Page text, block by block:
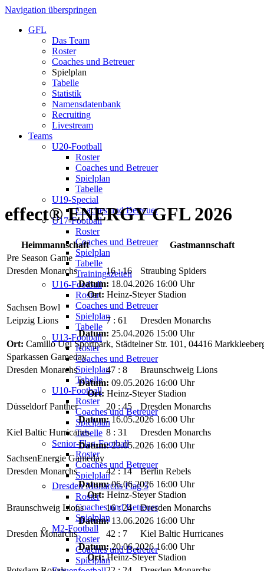
Navigation überspringen
GFL
Das Team
Roster
Coaches und Betreuer
Spielplan
Tabelle
Statistik
Namensdatenbank
Recruiting
Livestream
Teams
U20-Football
Roster
Coaches und Betreuer
Spielplan
Tabelle
U19-Special
Coaches und Betreuer
U17-Football
Roster
Coaches und Betreuer
Spielplan
Tabelle
Trainingszeiten
U16-Football
Roster
Coaches und Betreuer
Spielplan
Tabelle
U13-Football
Roster
Coaches und Betreuer
Spielplan
Tabelle
U10-Football
Roster
Coaches und Betreuer
Spielplan
Tabelle
Senior-Flag-Football
Roster
Coaches und Betreuer
Spielplan
Dresden Monarchs Flag 5
Roster
Coaches und Betreuer
Spielplan
M2-Football
Roster
Coaches und Betreuer
Spielplan
effect® ENERGY GFL 2026
Heimmannschaft
Gastmannschaft
Pre Season Game
Dresden Monarchs
16 : 16
Straubing Spiders
Datum: 18.04.2026 16:00 Uhr
Ort: Heinz-Steyer Stadion
Sachsen Bowl
Leipzig Lions
7 : 61
Dresden Monarchs
Datum: 25.04.2026 15:00 Uhr
Ort: Camillo Ugi Sportpark, Städtelner Str. 101, 04416
Sparkassen Gameday
Dresden Monarchs
47 : 8
Braunschweig Lions
Datum: 09.05.2026 16:00 Uhr
Ort: Heinz-Steyer Stadion
Düsseldorf Panther
20 : 45
Dresden Monarchs
Datum:16.05.2026 16:00 Uhr
Kiel Baltic Hurricanes
8 : 31
Dresden Monarchs
Datum:23.05.2026 16:00 Uhr
SachsenEnergie Gameday
Dresden Monarchs
42 : 14
Berlin Rebels
Datum:06.06.2026 16:00 Uhr
Ort: Heinz-Steyer Stadion
Braunschweig Lions
16 : 24
Dresden Monarchs
Datum:13.06.2026 16:00 Uhr
Dresden Monarchs
42 : 7
Kiel Baltic Hurricanes
Datum:20.06.2026 16:00 Uhr
Ort:Heinz-Steyer Stadion